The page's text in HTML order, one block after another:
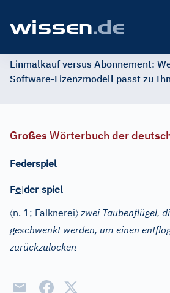
Einmalkauf versus Abonnement:
Software-Lizenzmodell passt zu
Großes Wörterbuch der
Federspiel
Fe|der|spiel
〈n. 1; Falknerei〉 zwei Taubenflügel,
geschwenkt werden, um einen
zurückzulocken